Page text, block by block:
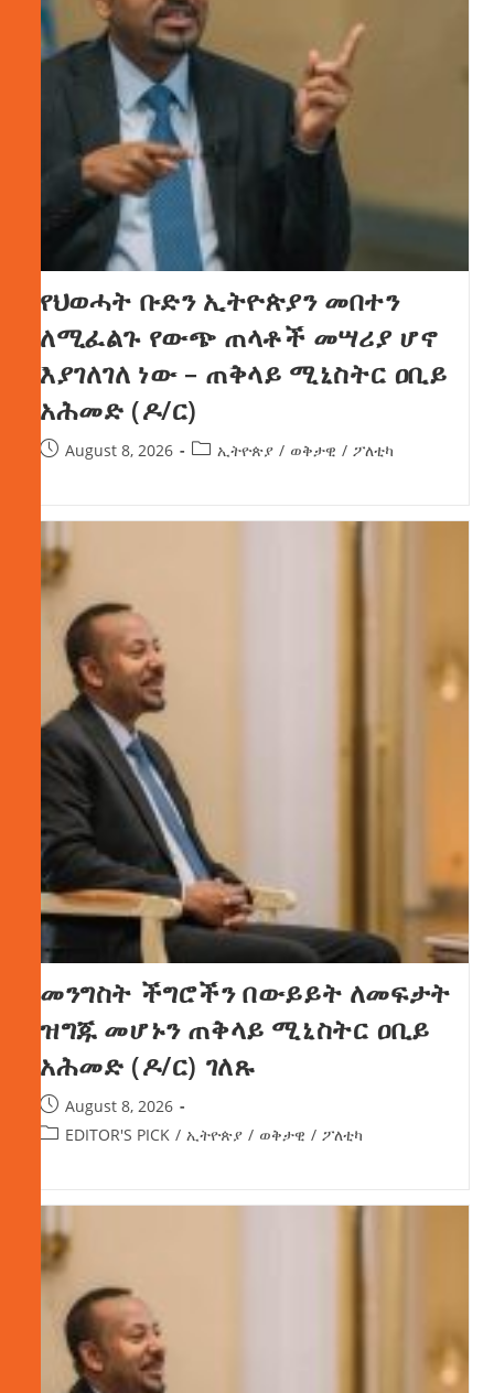
የህወሓት ቡድን ኢትዮጵያን መበተን
ለሚፈልጉ የውጭ ጠላቶች መሣሪያ ሆኖ
እያገለገለ ነው – ጠቅላይ ሚኒስትር ዐቢይ
አሕመድ (ዶ/ር)
August 8, 2026 ኢትዮጵያ / ወቅታዊ / ፖለቲካ
መንግስት ችግሮችን በውይይት ለመፍታት
ዝግጁ መሆኑን ጠቅላይ ሚኒስትር ዐቢይ
አሕመድ (ዶ/ር) ገለጹ
August 8, 2026
EDITOR'S PICK / ኢትዮጵያ / ወቅታዊ / ፖለቲካ